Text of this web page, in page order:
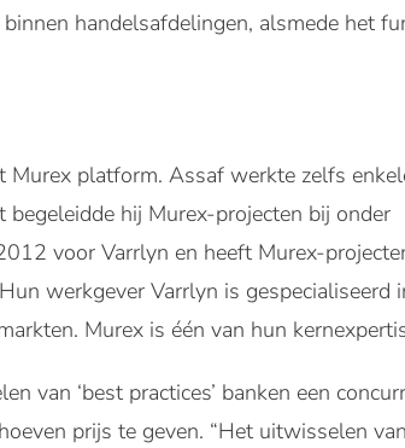
handelsafdelingen, alsmede het
Murex platform. Assaf werkte zelfs
hij Murex-projecten bij onder
voor Varrlyn en heeft Murex-
werkgever Varrlyn is gespecialiseerd
Murex is één van hun
van ‘best practices’ banken een
prijs te geven. “Het uitwisselen